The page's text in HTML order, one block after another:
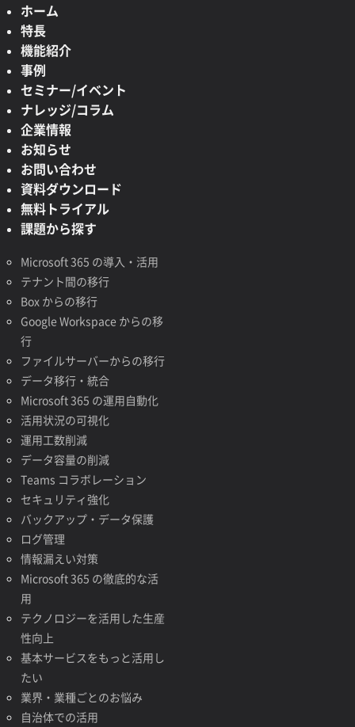
ホーム
特長
機能紹介
事例
セミナー/イベント
ナレッジ/コラム
企業情報
お知らせ
お問い合わせ
資料ダウンロード
無料トライアル
課題から探す
Microsoft 365 の導入・活用
テナント間の移行
Box からの移行
Google Workspace からの移
行
ファイルサーバーからの移行
データ移行・統合
Microsoft 365 の運用自動化
活用状況の可視化
運用工数削減
データ容量の削減
Teams コラボレーション
セキュリティ強化
バックアップ・データ保護
ログ管理
情報漏えい対策
Microsoft 365 の徹底的な活
用
テクノロジーを活用した生産
性向上
基本サービスをもっと活用し
たい
業界・業種ごとのお悩み
自治体での活用